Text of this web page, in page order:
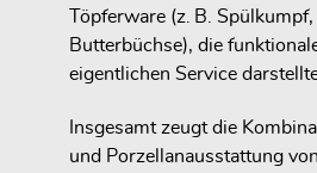
Töpferware (z. B.
Butterbüchse), die
eigentlichen Service
Insgesamt zeugt die
und Porzellanausstattung